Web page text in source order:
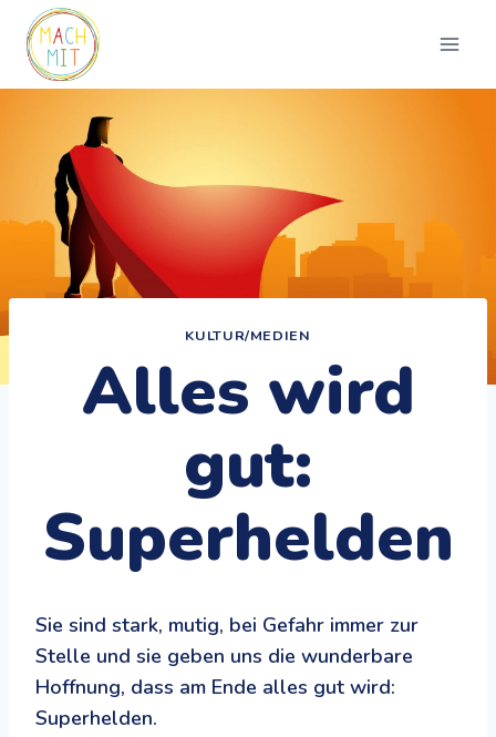
Zum
Inhalt
springen
KULTUR/MEDIEN
Alles wird
gut:
Superhelden
Sie sind stark, mutig, bei Gefahr immer zur
Stelle und sie geben uns die wunderbare
Hoffnung, dass am Ende alles gut wird:
Superhelden.